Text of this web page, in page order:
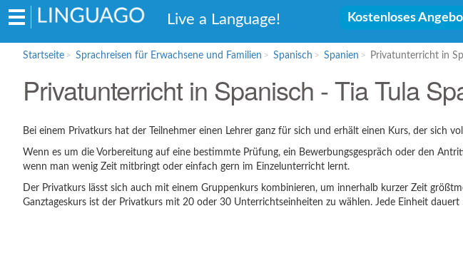
Hauptmenü
Familien
Französisch
Spanisch
Italienisch
Sprachschulen für Schüler
Kostenloses
Live a Language!
Startseite Sprachreisen für Erwachsene und Familien Spanisch Spanien Privatunterricht in
Privatunterricht in Spanisch - Tia Tula
Bei einem Privatkurs hat der Teilnehmer einen Lehrer ganz für sich und erhält einen Kurs, der sich
Wenn es um die Vorbereitung auf eine bestimmte Prüfung, ein Bewerbungsgespräch oder den
wenn man wenig Zeit mitbringt oder einfach gern im Einzelunterricht lernt.
Der Privatkurs lässt sich auch mit einem Gruppenkurs kombinieren, um innerhalb kurzer Zeit
Ganztageskurs ist der Privatkurs mit 20 oder 30 Unterrichtseinheiten zu wählen. Jede Einheit